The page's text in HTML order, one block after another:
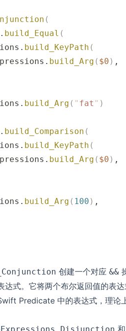
(
build_Equal (
build_KeyPath (
build_Arg ( $0 ) ,
build_Arg ( " fat " )
build_Comparison (
build_KeyPath (
build_Arg ( $0 ) ,
build_Arg ( 100 ) ,
创建一个对应 &&
达式。它将两个布尔返回值的表
Predicate 中的表达式，理论
和